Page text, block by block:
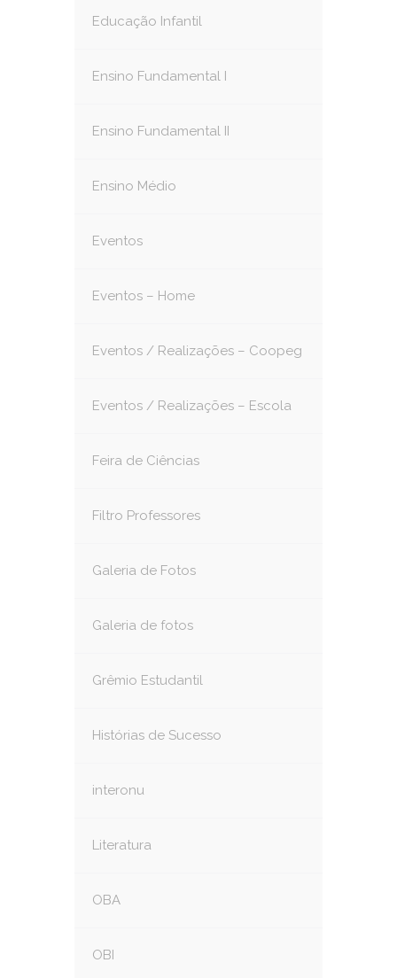
Educação Infantil
Ensino Fundamental I
Ensino Fundamental II
Ensino Médio
Eventos
Eventos – Home
Eventos / Realizações – Coopeg
Eventos / Realizações – Escola
Feira de Ciências
Filtro Professores
Galeria de Fotos
Galeria de fotos
Grêmio Estudantil
Histórias de Sucesso
interonu
Literatura
OBA
OBI